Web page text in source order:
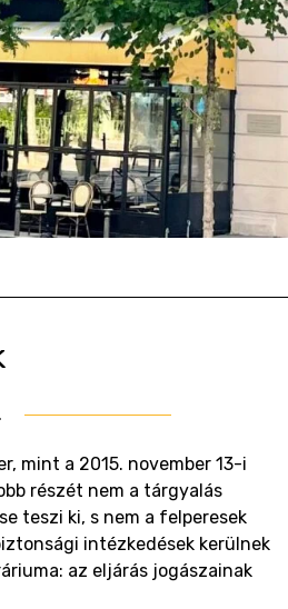
Géza
mint a 2015. november 13-i
részét nem a tárgyalás
teszi ki, s nem a felperesek
intézkedések kerülnek
az eljárás jogászainak